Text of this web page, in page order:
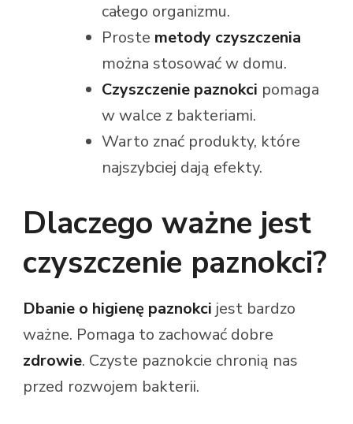
całego organizmu.
Proste metody czyszczenia
można stosować w domu.
Czyszczenie paznokci pomaga
w walce z bakteriami.
Warto znać produkty, które
najszybciej dają efekty.
Dlaczego ważne jest
czyszczenie paznokci?
Dbanie o higienę paznokci jest bardzo
ważne. Pomaga to zachować dobre
zdrowie. Czyste paznokcie chronią nas
przed rozwojem bakterii.